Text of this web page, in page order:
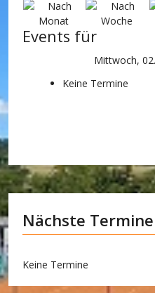
Events für
Mittwoch,
Keine Termine
Nächste Termine
Keine Termine